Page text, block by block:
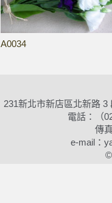
A0034
231新北市新店區北新路
電話：（
傳
e-mail：